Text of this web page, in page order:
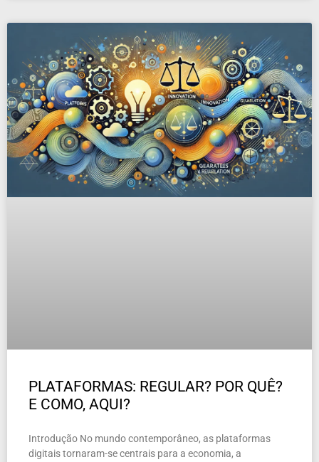
PLATAFORMAS: REGULAR? POR QUÊ?
E COMO, AQUI?
Introdução No mundo contemporâneo, as plataformas
digitais tornaram-se centrais para a economia, a